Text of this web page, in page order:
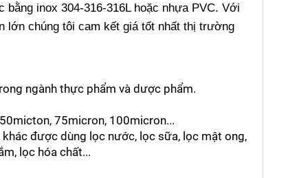
inox 304-316-316L hoặc nhựa PVC. Với
lớn chúng tôi cam kết giá tốt nhất thị trường
ngành thực phẩm và dược phẩm.
75micron, 100micron...
được dùng lọc nước, lọc sữa, lọc mật ong,
lọc hóa chất...